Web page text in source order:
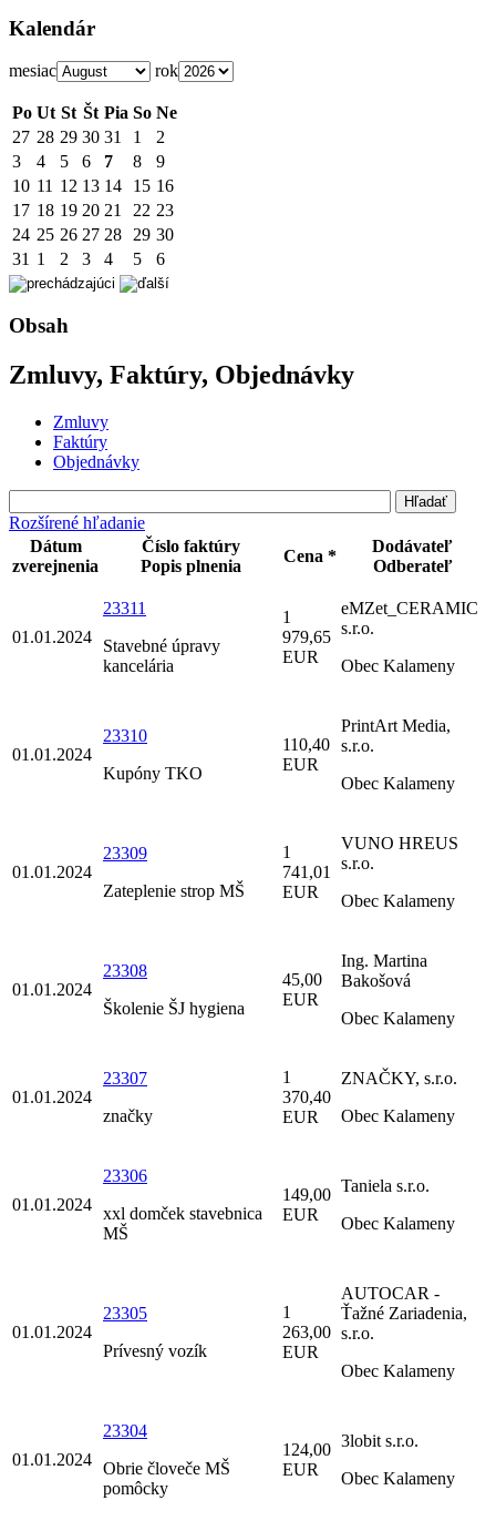
Kalendár
mesiac rok
Po Ut St Št Pia So Ne
27 28 29 30 31 1
2
3
4 5 6 7 8
9
10 11 12 13 14 15 16
17 18 19 20 21 22 23
24 25 26 27 28 29 30
31 1 2 3 4 5 6
Obsah
Zmluvy, Faktúry, Objednávky
Zmluvy
Faktúry
Objednávky
Rozšírené hľadanie
Dátum
zverejnenia
Číslo faktúry
Popis plnenia
Cena *
Dodávateľ
Odberateľ
01.01.2024
23311
Stavebné úpravy
kancelária
1
979,65
EUR
eMZet_CERAMIC
s.r.o.
Obec Kalameny
01.01.2024
23310
Kupóny TKO
110,40
EUR
PrintArt Media,
s.r.o.
Obec Kalameny
01.01.2024
23309
Zateplenie strop MŠ
1
741,01
EUR
VUNO HREUS
s.r.o.
Obec Kalameny
01.01.2024
23308
Školenie ŠJ hygiena
45,00
EUR
Ing. Martina
Bakošová
Obec Kalameny
01.01.2024
23307
značky
1
370,40
EUR
ZNAČKY, s.r.o.
Obec Kalameny
01.01.2024
23306
xxl domček stavebnica
MŠ
149,00
EUR
Taniela s.r.o.
Obec Kalameny
01.01.2024
23305
Prívesný vozík
1
263,00
EUR
AUTOCAR -
Ťažné Zariadenia,
s.r.o.
Obec Kalameny
01.01.2024
23304
Obrie človeče MŠ
pomôcky
124,00
EUR
3lobit s.r.o.
Obec Kalameny